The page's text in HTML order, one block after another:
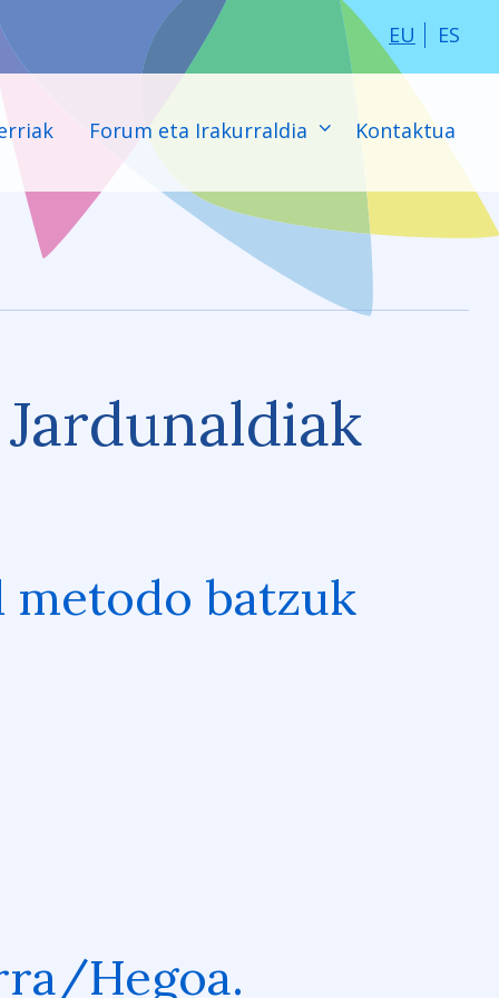
EU ES
Forum eta Irakurraldia Kontaktua
metodo batzuk
Hegoa.